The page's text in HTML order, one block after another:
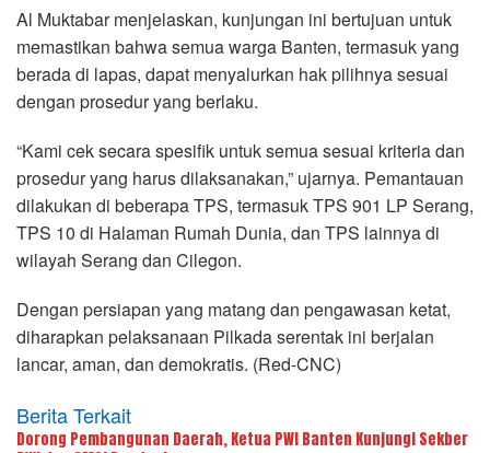
Al Muktabar menjelaskan, kunjungan ini bertujuan untuk
memastikan bahwa semua warga Banten, termasuk yang
berada di lapas, dapat menyalurkan hak pilihnya sesuai
dengan prosedur yang berlaku.
“Kami cek secara spesifik untuk semua sesuai kriteria dan
prosedur yang harus dilaksanakan,” ujarnya. Pemantauan
dilakukan di beberapa TPS, termasuk TPS 901 LP Serang,
TPS 10 di Halaman Rumah Dunia, dan TPS lainnya di
wilayah Serang dan Cilegon.
Dengan persiapan yang matang dan pengawasan ketat,
diharapkan pelaksanaan Pilkada serentak ini berjalan
lancar, aman, dan demokratis. (Red-CNC)
Berita Terkait
Dorong Pembangunan Daerah, Ketua PWI Banten Kunjungi Sekber